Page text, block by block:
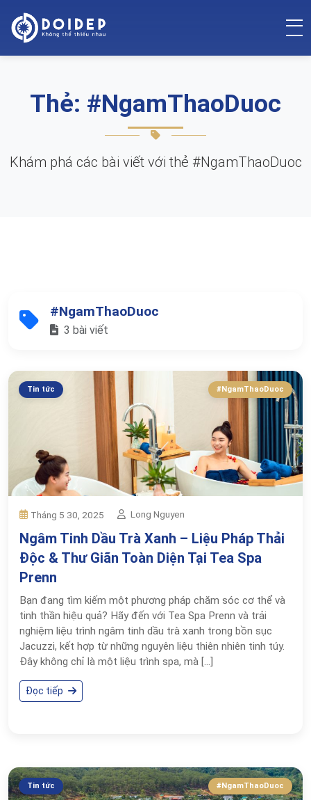
Thẻ: #NgamThaoDuoc
Khám phá các bài viết với thẻ #NgamThaoDuoc
#NgamThaoDuoc
3 bài viết
Tin tức #NgamThaoDuoc
Tháng 5 30, 2025 Long Nguyen
Ngâm Tinh Dầu Trà Xanh – Liệu Pháp Thải
Độc & Thư Giãn Toàn Diện Tại Tea Spa
Prenn
Bạn đang tìm kiếm một phương pháp chăm sóc cơ thể và
tinh thần hiệu quả? Hãy đến với Tea Spa Prenn và trải
nghiệm liệu trình ngâm tinh dầu trà xanh trong bồn sục
Jacuzzi, kết hợp từ những nguyên liệu thiên nhiên tinh túy.
Đây không chỉ là một liệu trình spa, mà […]
Đọc tiếp
Tin tức #NgamThaoDuoc